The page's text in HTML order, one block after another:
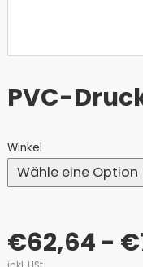
PVC-
Winkel
€62,64 -